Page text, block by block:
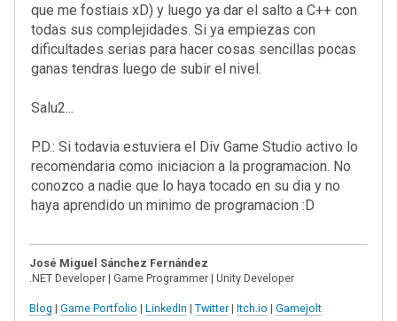
que me fostiais xD) y luego ya dar el salto a C++ con
todas sus complejidades. Si ya empiezas con
dificultades serias para hacer cosas sencillas pocas
ganas tendras luego de subir el nivel.
Salu2...
P.D.: Si todavia estuviera el Div Game Studio activo lo
recomendaria como iniciacion a la programacion. No
conozco a nadie que lo haya tocado en su dia y no
haya aprendido un minimo de programacion :D
José Miguel Sánchez Fernández
.NET Developer | Game Programmer | Unity Developer
Blog | Game Portfolio | LinkedIn | Twitter | Itch.io | Gamejolt